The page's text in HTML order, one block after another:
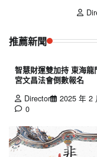
推薦新聞
智慧財運雙加持 東海龍
宮文昌法會倒數報名
Director
2025 年 2
0